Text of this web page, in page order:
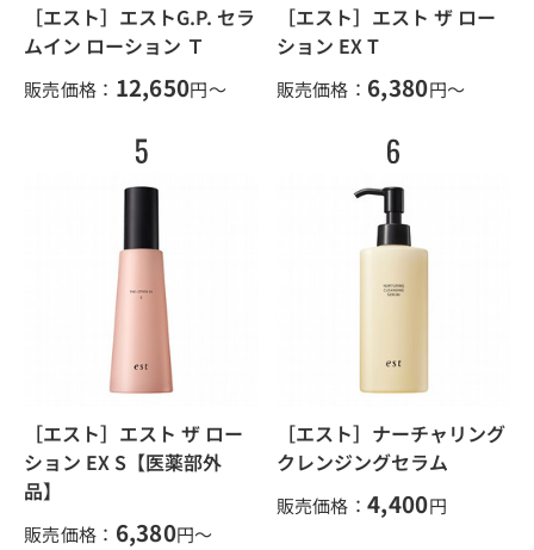
［エスト］エストG.P. セラ
ムイン ローション Ｔ
販売価格： 12,650円～
［エスト］エスト ザ ロー
ション EX T
販売価格： 6,380円～
［エスト］エスト ザ ロー
ション EX S【医薬部外
品】
販売価格： 6,380円～
［エスト］ナーチャリング
クレンジングセラム
販売価格： 4,400円